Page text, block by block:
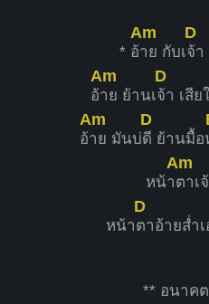
* อ้
Am
าย กับเ
D
จ้า
อ้
Am
าย ย้านเ
D
จ้า เสีย
อ้
Am
าย มันบ่
D
ดี ย้านมื้อ
หน้า
Am
ตาเ
หน้า
D
ตาอ้ายส่ำ
** อนาค